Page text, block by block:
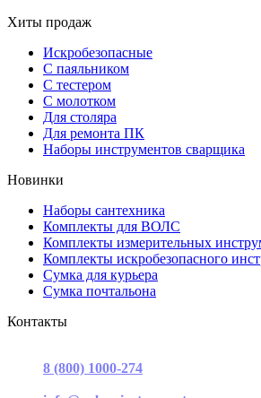
Хиты продаж
Искробезопасные
С паяльником
С тестером
С молотком
Для столяра
Для ремонта ПК
Наборы инструментов сварщика
Новинки
Наборы сантехника
Комплекты для ВОЛС
Комплекты измерительных
Комплекты искробезопасного
Сумка для курьера
Сумка почтальона
Контакты
8 (800) 1000-274